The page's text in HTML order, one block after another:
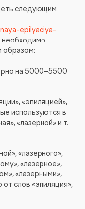
следующим
epilyaciya-
необходимо
образом:
на 5000–5500
«эпиляцией»,
используются в
«лазерной» и т.
«лазерного»,
«лазерное»,
«лазерными»,
слов «эпиляция»,